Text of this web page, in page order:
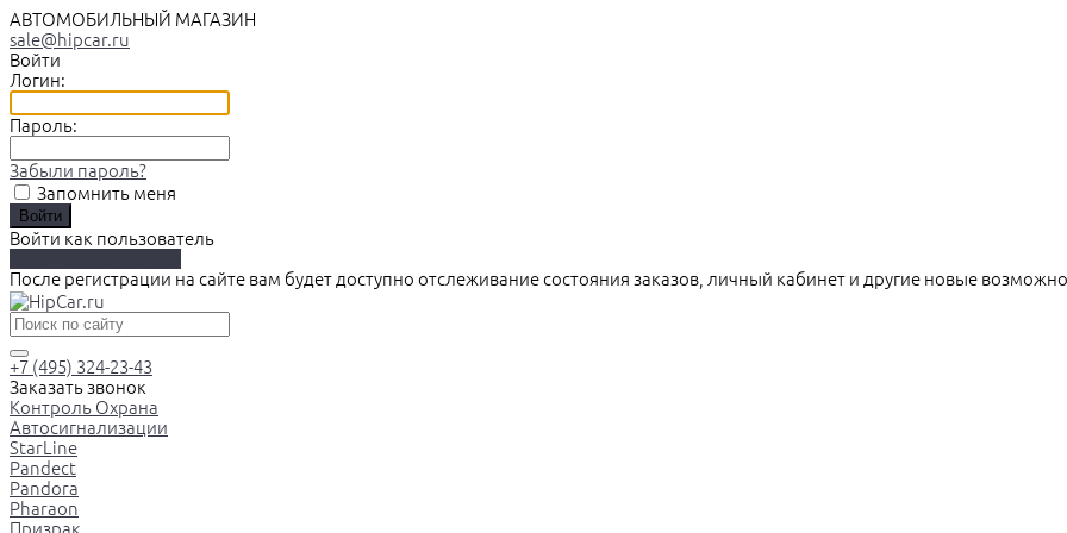
АВТОМОБИЛЬНЫЙ МАГАЗИН
sale@hipcar.ru
Войти
Логин:
Пароль:
Забыли пароль?
Запомнить меня
Войти как пользователь
После регистрации на сайте вам будет доступно отслеживание состояния заказов, личный кабинет и другие новые
+7 (495) 324-23-43
Заказать звонок
Контроль Охрана
Автосигнализации
StarLine
Pandect
Pandora
Pharaon
Призрак